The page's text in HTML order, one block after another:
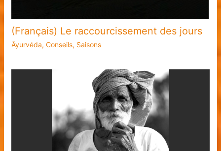
(Français) Le raccourcissement des jours
Āyurvéda, Conseils, Saisons